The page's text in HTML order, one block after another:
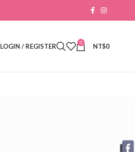
LOGIN / REGISTER 0 NT$0